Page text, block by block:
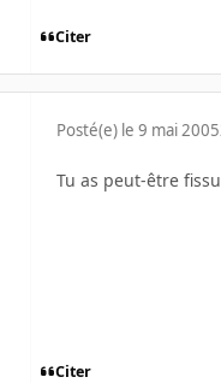
Citer
Posté(e) le 9 mai 2005
Tu as peut-être
Citer